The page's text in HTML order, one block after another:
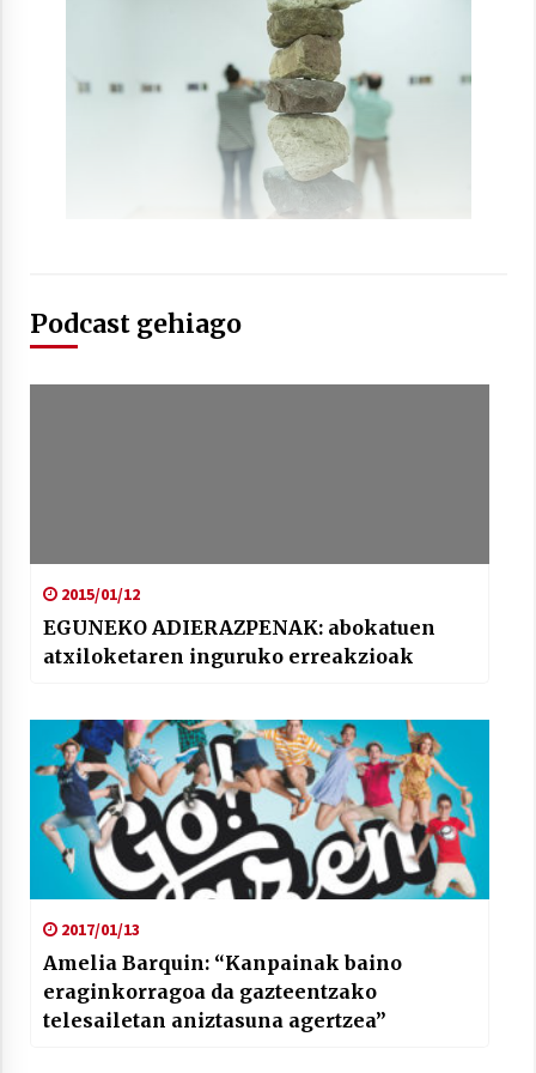
Arrosaren laburpen bideoa Hamaika
Telebistaren eskutik
2021/06/30
Podcast gehiago
2015/01/12
EGUNEKO ADIERAZPENAK: abokatuen
atxiloketaren inguruko erreakzioak
2017/01/13
Amelia Barquin: “Kanpainak baino
eraginkorragoa da gazteentzako
telesailetan aniztasuna agertzea”